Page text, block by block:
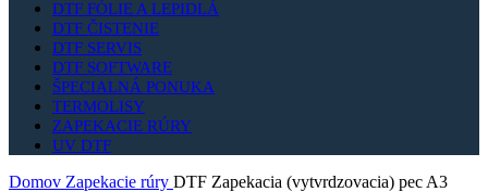
DTF FÓLIE A LEPIDLÁ
DTF ČISTENIE
DTF SERVIS
DTF SOFTWARE
ŠPECIALNÁ PONUKA
TERMOLISY
ZAPEKACIE RÚRY
UV DTF
Domov Zapekacie rúry DTF Zapekacia (vytvrdzovacia) pec A3